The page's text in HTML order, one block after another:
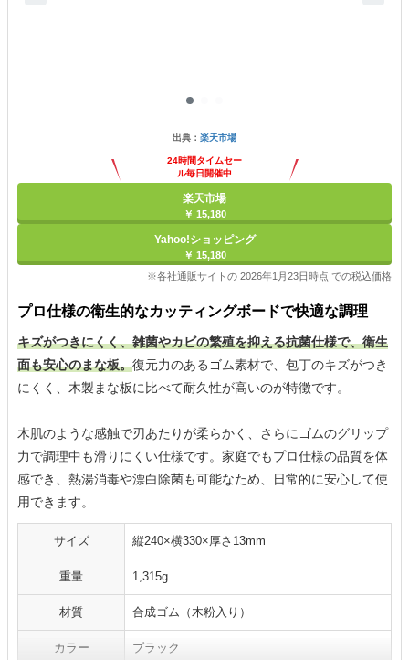
出典： 楽天市場
24時間タイムセー
ル毎日開催中
楽天市場
￥ 15,180
Yahoo!ショッピング
￥ 15,180
※各社通販サイトの 2026年1月23日時点 での税込価格
プロ仕様の衛生的なカッティングボードで快適な調理
キズがつきにくく、雑菌やカビの繁殖を抑える抗菌仕様で、衛生
面も安心のまな板。復元力のあるゴム素材で、包丁のキズがつき
にくく、木製まな板に比べて耐久性が高いのが特徴です。
木肌のような感触で刃あたりが柔らかく、さらにゴムのグリップ
力で調理中も滑りにくい仕様です。家庭でもプロ仕様の品質を体
感でき、熱湯消毒や漂白除菌も可能なため、日常的に安心して使
用できます。
サイズ 縦240×横330×厚さ13mm
重量 1,315g
材質 合成ゴム（木粉入り）
カラー ブラック